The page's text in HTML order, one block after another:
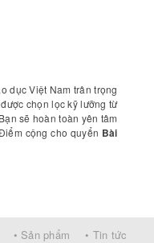
dục Việt Nam trân trọng
chọn lọc kỹ lưỡng từ
sẽ hoàn toàn yên tâm
cộng cho quyển Bài
Với một giá bìa rất
bài tập này.
• Sản phẩm • Tin tức